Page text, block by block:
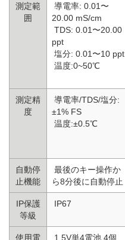
測定範
囲
導電率: 0.01〜
20.00 mS/cm
TDS: 0.01〜20.00
ppt
塩分: 0.01〜10 ppt
温度:0~50℃
測定精
度
導電率/TDS/塩分:
±1% FS
温度:±0.5℃
自動停
止機能
最後のキー操作か
ら8分後に自動停止
IP保護
等級
IP67
使用電 1.5V単4電池 4個